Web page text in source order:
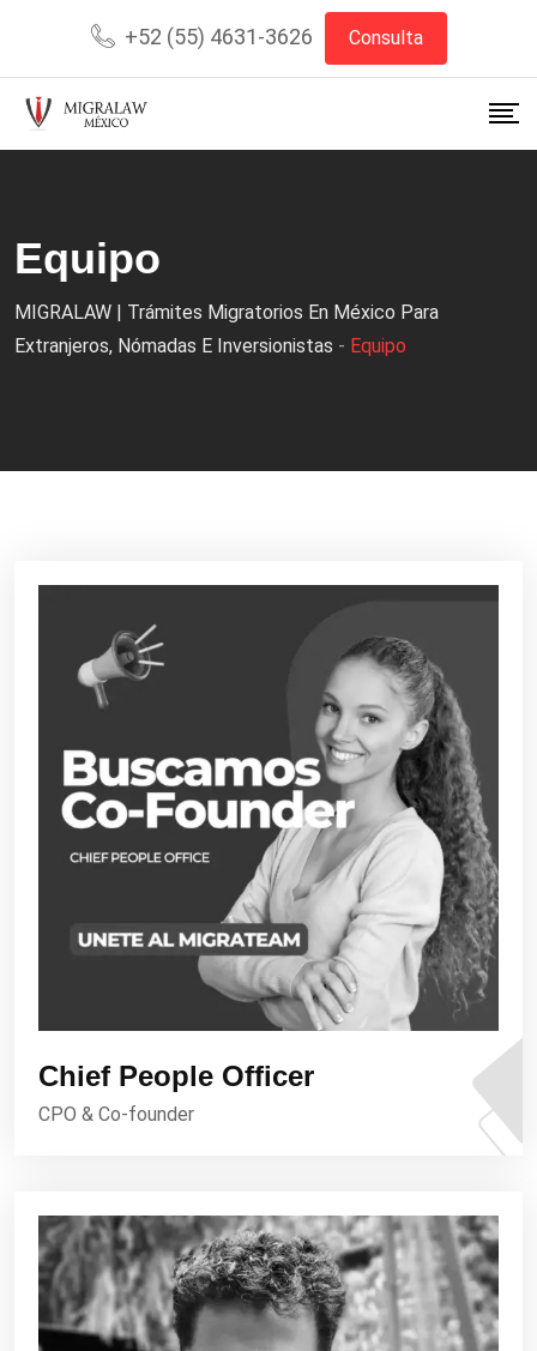
+52 (55) 4631-3626 Consulta
Equipo
MIGRALAW | Trámites Migratorios En México Para
Extranjeros, Nómadas E Inversionistas - Equipo
Chief People Officer
CPO & Co-founder